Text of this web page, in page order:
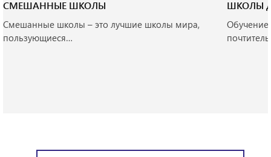
СМЕШАННЫЕ ШКОЛЫ
Смешанные школы – это лучшие школы мира,
пользующиеся…
ШКОЛЫ
Обучение